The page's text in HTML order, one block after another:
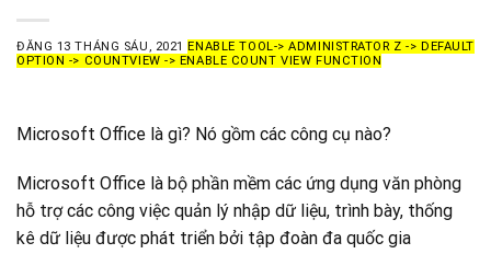
ĐĂNG 13 THÁNG SÁU, 2021 ENABLE TOOL-> ADMINISTRATOR Z -> DEFAULT
OPTION -> COUNTVIEW -> ENABLE COUNT VIEW FUNCTION
Microsoft Office là gì? Nó gồm các công cụ nào?
Microsoft Office là bộ phần mềm các ứng dụng văn phòng
hỗ trợ các công việc quản lý nhập dữ liệu, trình bày, thống
kê dữ liệu được phát triển bởi tập đoàn đa quốc gia